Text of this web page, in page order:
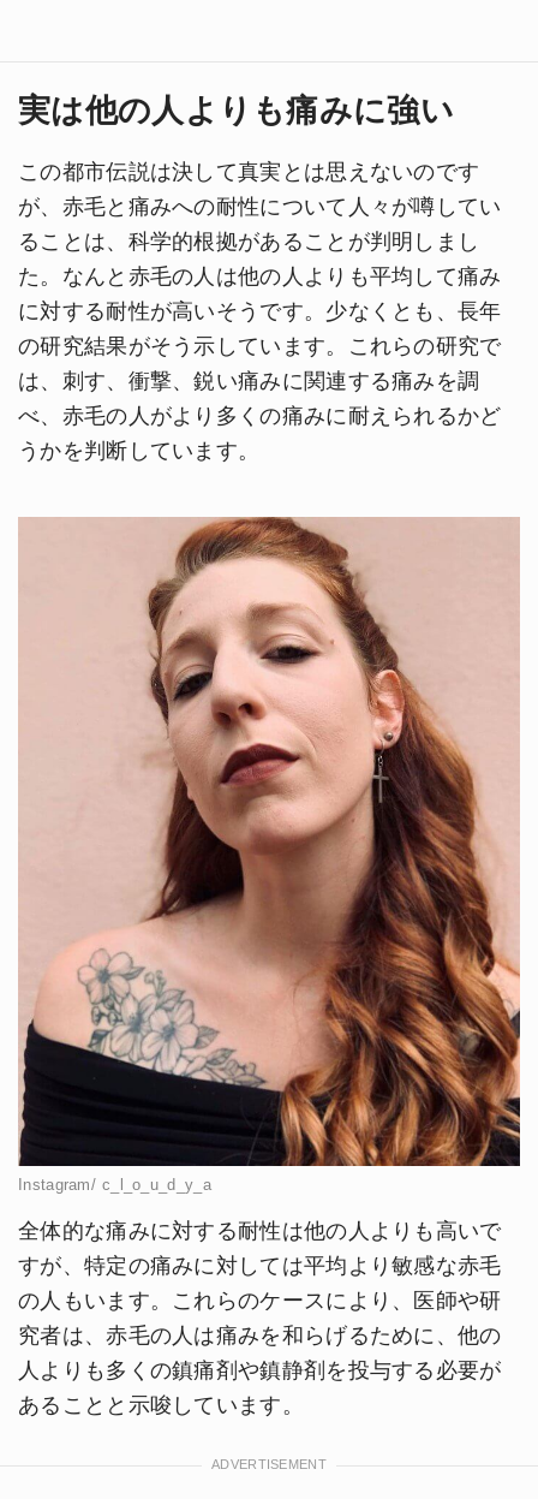
実は他の人よりも痛みに強い
この都市伝説は決して真実とは思えないのです
が、赤毛と痛みへの耐性について人々が噂してい
ることは、科学的根拠があることが判明しまし
た。なんと赤毛の人は他の人よりも平均して痛み
に対する耐性が高いそうです。少なくとも、長年
の研究結果がそう示しています。これらの研究で
は、刺す、衝撃、鋭い痛みに関連する痛みを調
べ、赤毛の人がより多くの痛みに耐えられるかど
うかを判断しています。
Instagram/ c_l_o_u_d_y_a
全体的な痛みに対する耐性は他の人よりも高いで
すが、特定の痛みに対しては平均より敏感な赤毛
の人もいます。これらのケースにより、医師や研
究者は、赤毛の人は痛みを和らげるために、他の
人よりも多くの鎮痛剤や鎮静剤を投与する必要が
あることと示唆しています。